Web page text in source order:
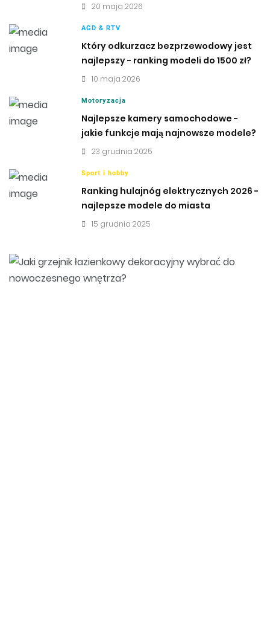
20 maja 2026
AGD & RTV
Który odkurzacz bezprzewodowy jest
najlepszy - ranking modeli do 1500 zł?
10 maja 2026
Motoryzacja
Najlepsze kamery samochodowe -
jakie funkcje mają najnowsze modele?
23 grudnia 2025
Sport i hobby
Ranking hulajnóg elektrycznych 2026 -
najlepsze modele do miasta
15 grudnia 2025